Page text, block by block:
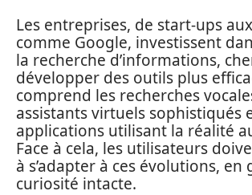
Les entreprises, de start-ups
comme Google, investissent
la recherche d’informations,
développer des outils plus
comprend les recherches
assistants virtuels sophistiqués
applications utilisant la réalité
Face à cela, les utilisateurs
à s’adapter à ces évolutions,
curiosité intacte.